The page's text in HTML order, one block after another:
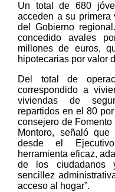
Un total de 680
acceden a su primera
del Gobierno
concedido avales
millones de euros,
hipotecarias por valor
Del total de
correspondido a
viviendas de
repartidos en el 80
consejero de Fomento
Montoro, señaló que
desde el
herramienta eficaz,
de los ciudadanos
sencillez
acceso al hogar”.